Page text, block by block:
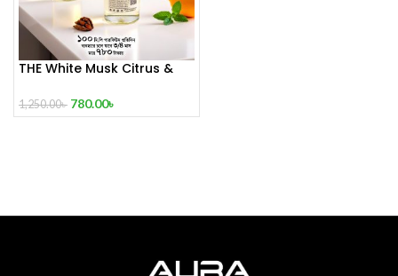
THE White Musk Citrus &
Perfume
1,250.00৳ 780.00৳